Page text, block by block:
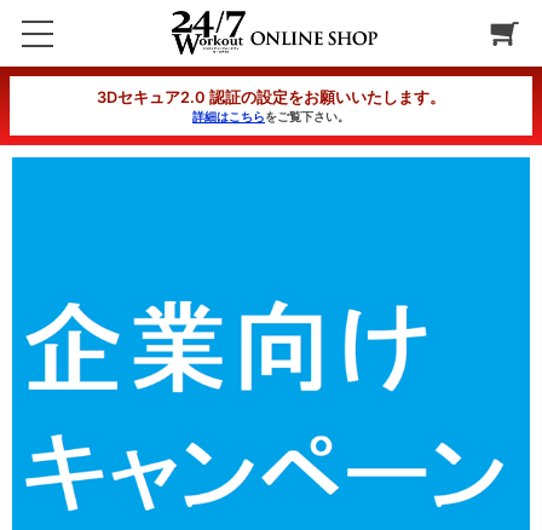
【企業CP】クイックダイエットコース 3カ月コース 分割1回目
3Dセキュア2.0 認証の設定をお願いいたします。
詳細はこちらをご覧下さい。